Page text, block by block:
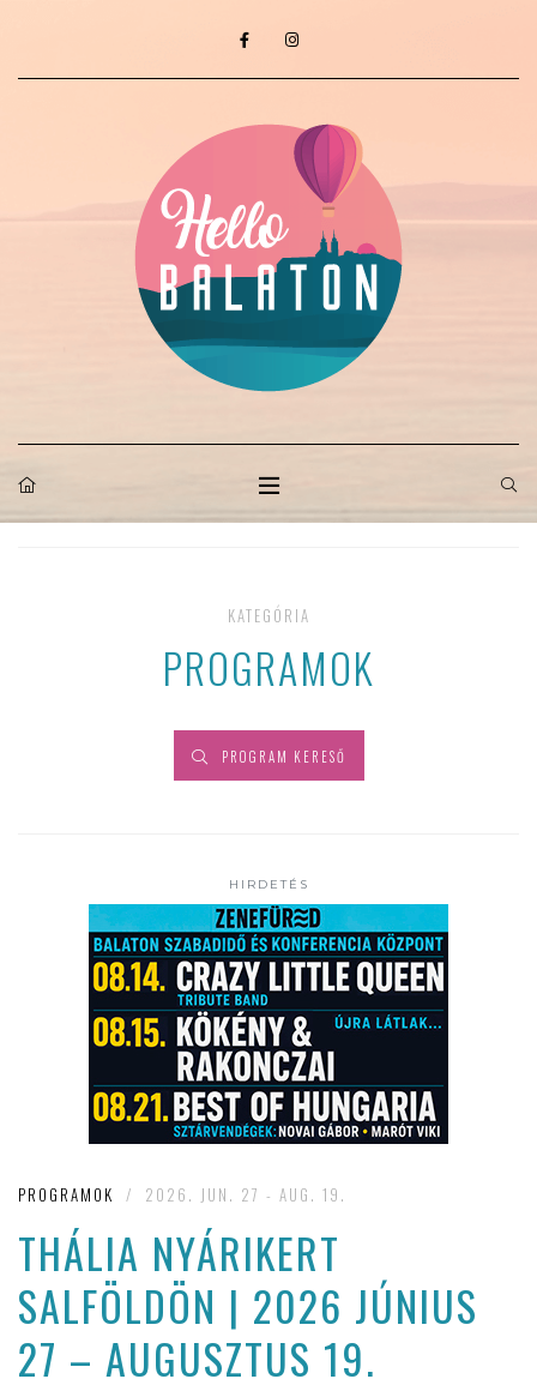
KATEGÓRIA
PROGRAMOK
PROGRAM KERESŐ
HIRDETÉS
PROGRAMOK / 2026. JUN. 27 - AUG. 19.
THÁLIA NYÁRIKERT
SALFÖLDÖN | 2026 JÚNIUS
27 – AUGUSZTUS 19.